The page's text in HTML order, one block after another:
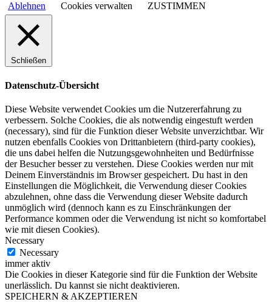
Ablehnen Cookies verwalten ZUSTIMMEN
Schließen
Datenschutz-Übersicht
Diese Website verwendet Cookies um die Nutzererfahrung zu
verbessern. Solche Cookies, die als notwendig eingestuft werden
(necessary), sind für die Funktion dieser Website unverzichtbar. Wir
nutzen ebenfalls Cookies von Drittanbietern (third-party cookies),
die uns dabei helfen die Nutzungsgewohnheiten und Bedürfnisse
der Besucher besser zu verstehen. Diese Cookies werden nur mit
Deinem Einverständnis im Browser gespeichert. Du hast in den
Einstellungen die Möglichkeit, die Verwendung dieser Cookies
abzulehnen, ohne dass die Verwendung dieser Website dadurch
unmöglich wird (dennoch kann es zu Einschränkungen der
Performance kommen oder die Verwendung ist nicht so komfortabel
wie mit diesen Cookies).
Necessary
Necessary
immer aktiv
Die Cookies in dieser Kategorie sind für die Funktion der Website
unerlässlich. Du kannst sie nicht deaktivieren.
SPEICHERN & AKZEPTIEREN